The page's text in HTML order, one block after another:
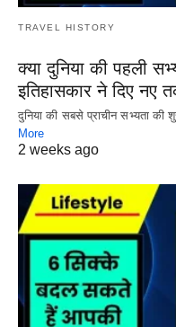
TRAVEL HISTORY
क्या दुनिया की पहली
इतिहासकार ने दिए नए
दुनिया की सबसे प्राचीन सभ्यता
More
2 weeks ago